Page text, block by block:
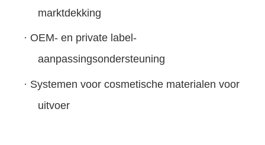
marktdekking
· OEM- en private label-
aanpassingsondersteuning
· Systemen voor cosmetische materialen voor
uitvoer